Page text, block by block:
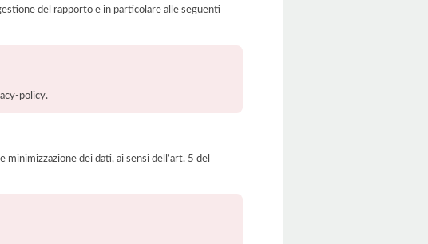
del rapporto e in particolare alle seguenti
policy.
dei dati, ai sensi dell’art. 5 del